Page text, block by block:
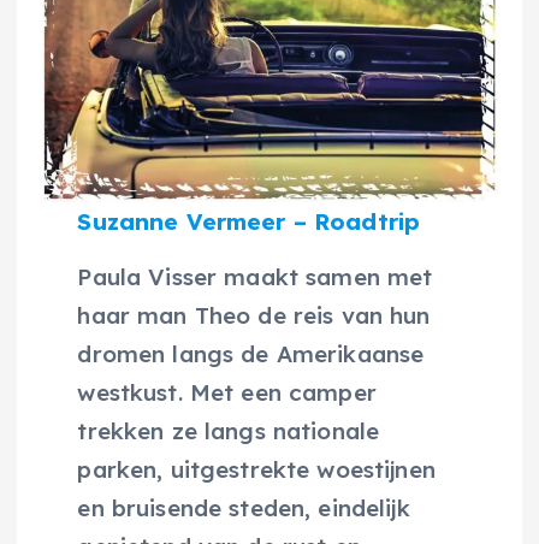
Suzanne Vermeer – Roadtrip
Paula Visser maakt samen met
haar man Theo de reis van hun
dromen langs de Amerikaanse
westkust. Met een camper
trekken ze langs nationale
parken, uitgestrekte woestijnen
en bruisende steden, eindelijk